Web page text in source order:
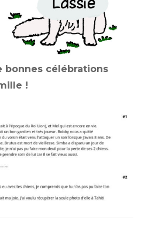
bonnes célébrations
!